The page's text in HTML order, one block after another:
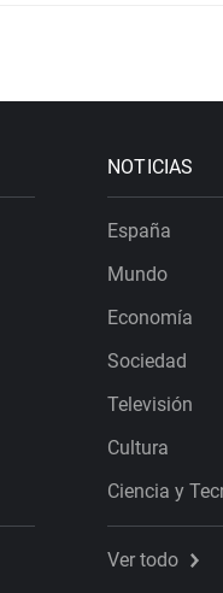
NOTICIAS
España
Mundo
Economía
Sociedad
Televisión
Cultura
Ciencia y
Ver todo